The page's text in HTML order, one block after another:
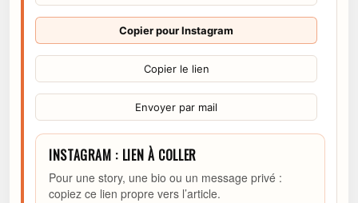
Copier pour Instagram
Copier le lien
Envoyer par mail
INSTAGRAM : LIEN À COLLER
Pour une story, une bio ou un message privé :
copiez ce lien propre vers l’article.